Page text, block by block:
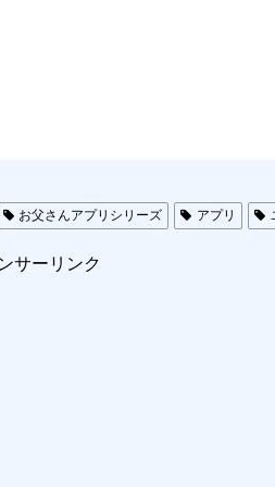
お父さんアプリシリーズ アプリ
サーリンク